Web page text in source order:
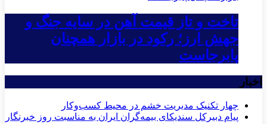
تاخت و تاز قیمت آهن در سایه جنگ و
جهش ارز؛ رکود در بازار همچنان
پابرجاست
اخبار
چهار تکنیک مدیریت خشم در محیط کسب‌وکار
پیام دبیرکل سندیکای بیمه‌گران ایران به مناسبت روز خبرنگار